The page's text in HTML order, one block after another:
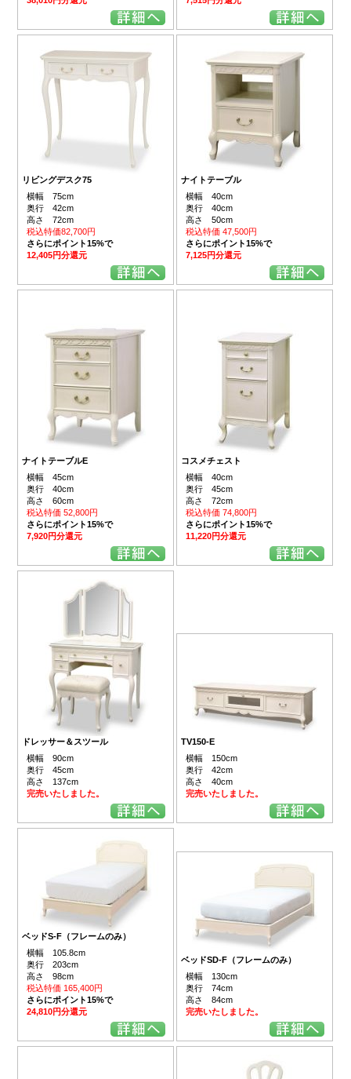
リビングデスク75
横幅 75cm
奥行 42cm
高さ 72cm
税込特価82,700円
さらにポイント15%で
12,405円分還元
ナイトテーブル
横幅 40cm
奥行 40cm
高さ 50cm
税込特価 47,500円
さらにポイント15%で
7,125円分還元
ナイトテーブルE
横幅 45cm
奥行 40cm
高さ 60cm
税込特価 52,800円
さらにポイント15%で
7,920円分還元
コスメチェスト
横幅 40cm
奥行 45cm
高さ 72cm
税込特価 74,800円
さらにポイント15%で
11,220円分還元
ドレッサー＆スツール
横幅 90cm
奥行 45cm
高さ 137cm
完売いたしました。
TV150-E
横幅 150cm
奥行 42cm
高さ 40cm
完売いたしました。
ベッドS-F（フレームのみ）
横幅 105.8cm
奥行 203cm
高さ 98cm
税込特価 165,400円
さらにポイント15%で
24,810円分還元
ベッドSD-F（フレームのみ）
横幅 130cm
奥行 74cm
高さ 84cm
完売いたしました。